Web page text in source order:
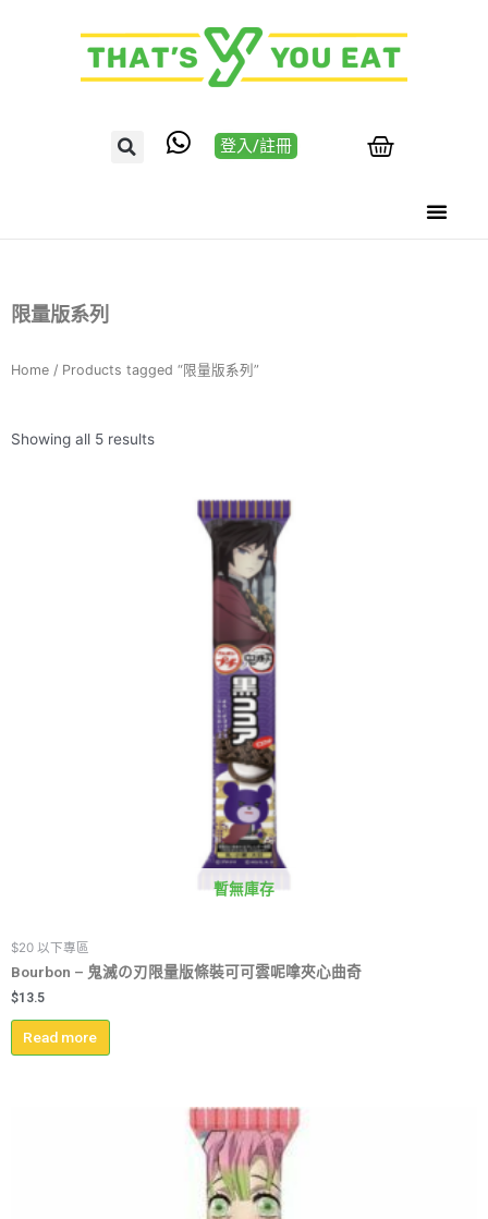
登入/註冊
限量版系列
Home / Products tagged “限量版系列”
Showing all 5 results
暫無庫存
$20 以下專區
Bourbon – 鬼滅の刃限量版條裝可可雲呢嗱夾心曲奇
$13.5
Read more